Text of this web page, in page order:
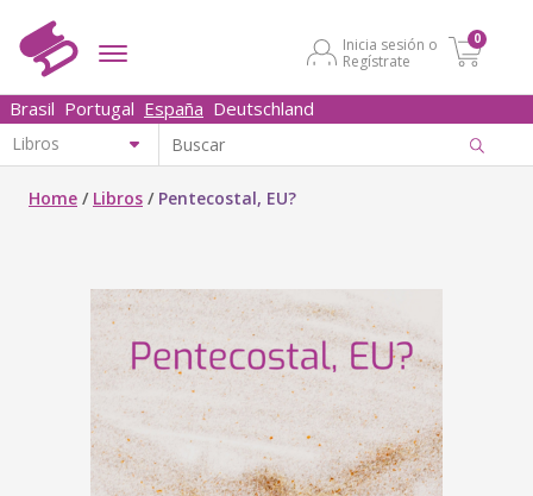
Inicia sesión o
Regístrate
0
Brasil Portugal España Deutschland
Home / Libros / Pentecostal, EU?